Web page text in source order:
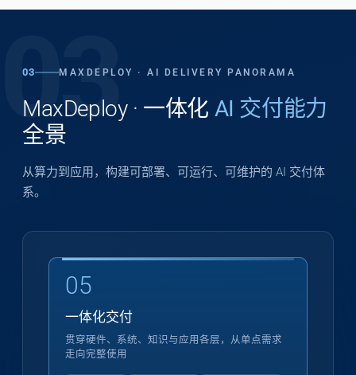
03
03 MAXDEPLOY · AI DELIVERY PANORAMA
MaxDeploy · 一体化 AI 交付能力
全景
从算力到应用，构建可部署、可运行、可维护的 AI 交付体
系。
05
一体化交付
贯穿硬件、系统、知识与应用各层，从单点需求
走向完整使用